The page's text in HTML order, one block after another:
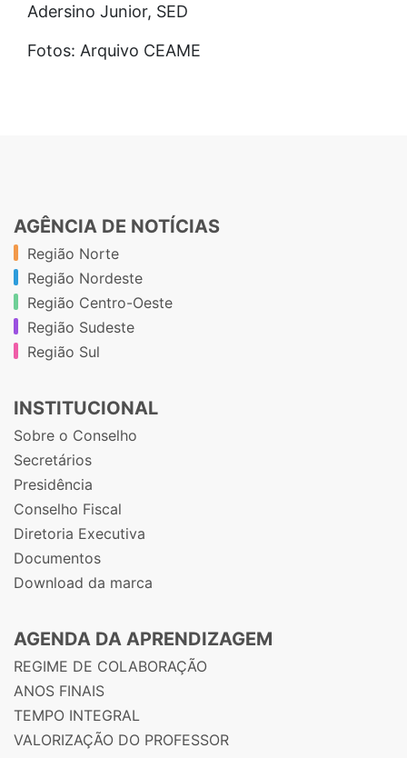
Adersino Junior, SED
Fotos: Arquivo CEAME
AGÊNCIA DE NOTÍCIAS
Região Norte
Região Nordeste
Região Centro-Oeste
Região Sudeste
Região Sul
INSTITUCIONAL
Sobre o Conselho
Secretários
Presidência
Conselho Fiscal
Diretoria Executiva
Documentos
Download da marca
AGENDA DA APRENDIZAGEM
REGIME DE COLABORAÇÃO
ANOS FINAIS
TEMPO INTEGRAL
VALORIZAÇÃO DO PROFESSOR